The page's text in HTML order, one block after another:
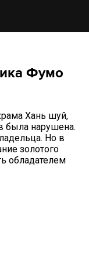
Фумо
Хань шуй,
была нарушена.
Но в
золотого
обладателем